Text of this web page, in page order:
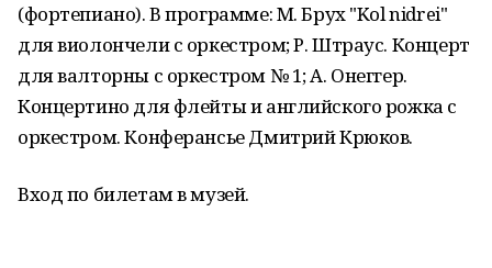
(фортепиано). В программе: М. Брух "Kol nidrei"
для виолончели с оркестром; Р. Штраус. Концерт
для валторны с оркестром № 1; А. Онеггер.
Концертино для флейты и английского рожка с
оркестром. Конферансье Дмитрий Крюков.
Вход по билетам в музей.